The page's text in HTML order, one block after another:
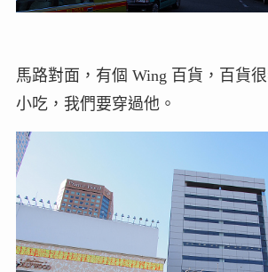
馬路對面，有個 Wing 百貨，百貨
小吃，我們要穿過他。